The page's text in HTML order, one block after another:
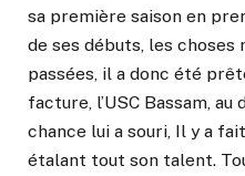
sa première saison en
de ses débuts, les choses
passées, il a donc été
facture, l’USC Bassam,
chance lui a souri, Il y a
étalant tout son talent.